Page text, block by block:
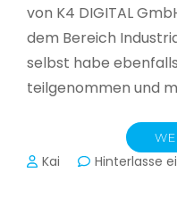
von K4 DIGITAL
dem Bereich
selbst habe
teilgenommen und
Kai Hinterlasse